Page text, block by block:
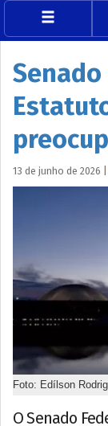
13 de junho de 2026
Foto: Edílson
O Senado